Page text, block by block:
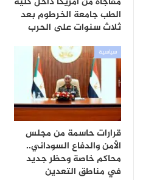
الطب جامعة الخرطوم بعد
ثلاث سنوات على الحرب
سياسية
قرارات حاسمة من مجلس
الأمن والدفاع السوداني..
محاكم خاصة وحظر جديد
في مناطق التعدين